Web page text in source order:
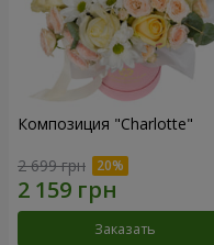
Композиция "Charlotte"
2 699 грн
Заказать